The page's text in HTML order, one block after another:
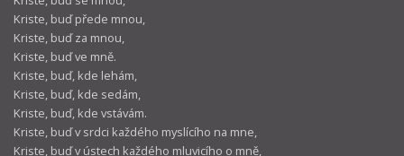
Kriste, buď přede mnou,
Kriste, buď za mnou,
Kriste, buď ve mně.
Kriste, buď, kde lehám,
Kriste, buď, kde sedám,
Kriste, buď, kde vstávám.
Kriste, buď v srdci každého myslícího na mne,
Kriste, buď v ústech každého mluvicího o mně,